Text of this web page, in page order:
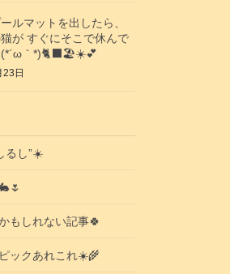
ルマットを出したら、
が すぐにそこで休んで
(⁠*⁠´⁠ω⁠｀⁠*⁠)🐈‍⬛🏖️☀️💕
日
るし”☀️
もしれない記事🍀
ックあれこれ☀️🌾